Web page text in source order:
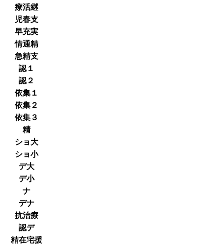
療活継
児春支
早充実
情通精
急精支
認１
認２
依集１
依集２
依集３
精
ショ大
ショ小
デ大
デ小
ナ
デナ
抗治療
認デ
精在宅援